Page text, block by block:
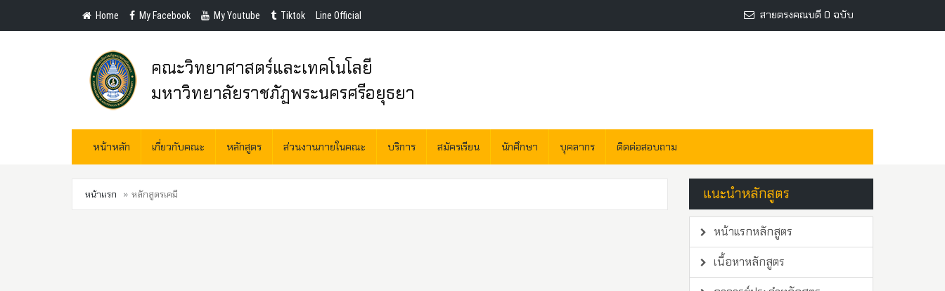
Home My Facebook My Youtube Tiktok Line Official สายตรงคณบดี 0 ฉบับ
คณะวิทยาศาสตร์และเทคโนโลยี
มหาวิทยาลัยราชภัฏพระนครศรีอยุธยา
หน้าหลัก เกี่ยวกับคณะ หลักสูตร ส่วนงานภายในคณะ บริการ สมัครเรียน นักศึกษา บุคลากร ติดต่อสอบถาม
หน้าแรก หลักสูตรเคมี แนะนำหลักสูตร
หน้าแรกหลักสูตร
เนื้อหาหลักสูตร